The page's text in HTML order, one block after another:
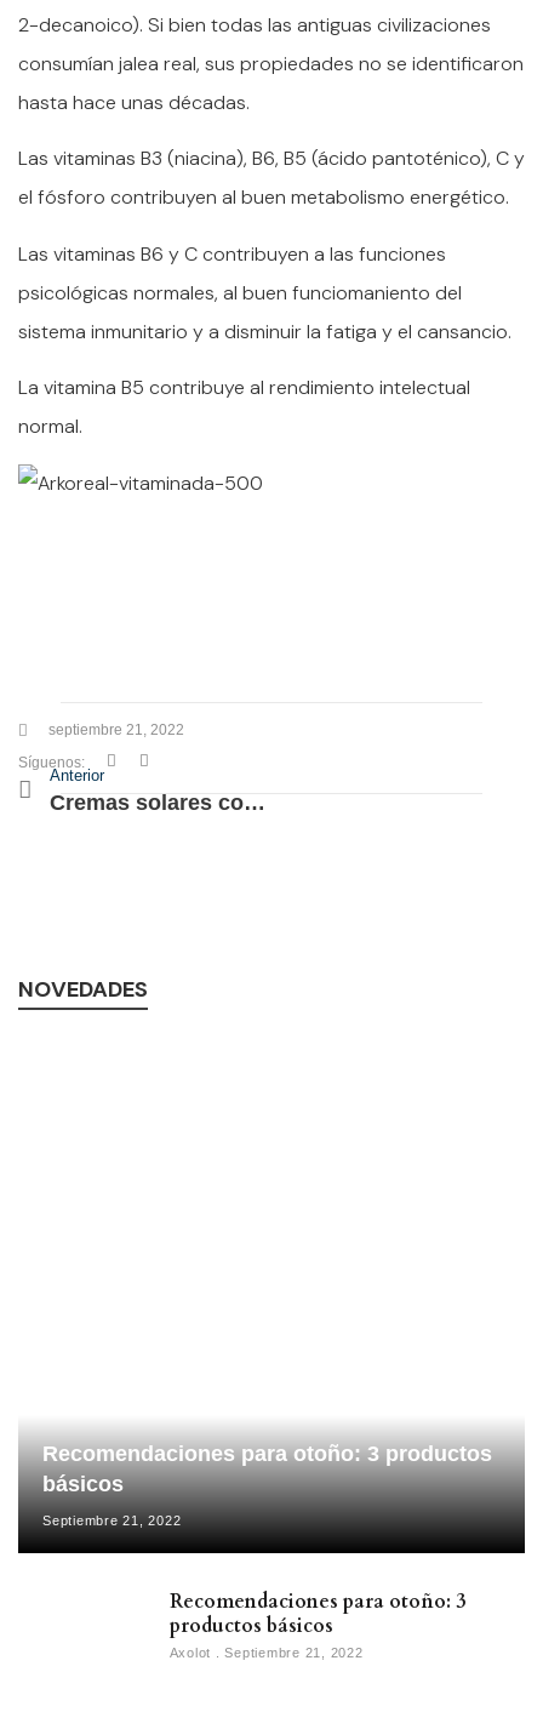
2-decanoico). Si bien todas las antiguas civilizaciones
consumían jalea real, sus propiedades no se identificaron
hasta hace unas décadas.
Las vitaminas B3 (niacina), B6, B5 (ácido pantoténico), C y
el fósforo contribuyen al buen metabolismo energético.
Las vitaminas B6 y C contribuyen a las funciones
psicológicas normales, al buen funciomaniento del
sistema inmunitario y a disminuir la fatiga y el cansancio.
La vitamina B5 contribuye al rendimiento intelectual
normal.
septiembre 21, 2022
Síguenos:
Anterior
Cremas solares con color para otoño
NOVEDADES
Recomendaciones para otoño: 3 productos
básicos
Septiembre 21, 2022
Recomendaciones para otoño: 3
productos básicos
Axolot Septiembre 21, 2022